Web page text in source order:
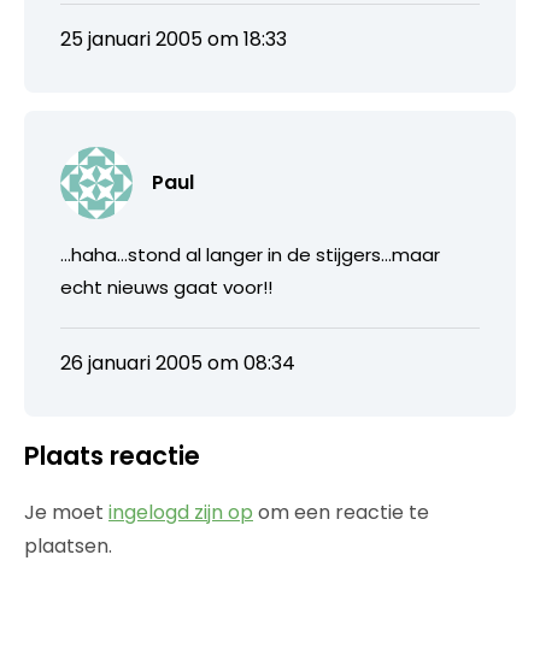
25 januari 2005 om 18:33
Paul
…haha…stond al langer in de stijgers…maar
echt nieuws gaat voor!!
26 januari 2005 om 08:34
Plaats reactie
Je moet ingelogd zijn op om een reactie te
plaatsen.